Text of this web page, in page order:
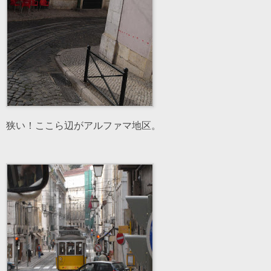
狭い！ここら辺がアルファマ地区。